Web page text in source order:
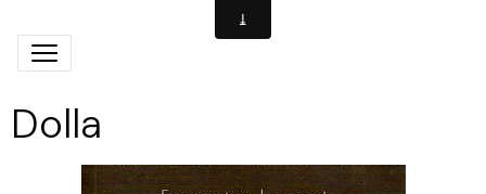
Dolla